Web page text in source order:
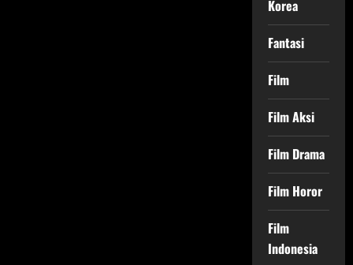
Korea
Fantasi
Film
Film Aksi
Film Drama
Film Horor
Film
Indonesia